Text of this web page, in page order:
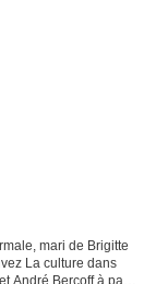
mari de Brigitte
La culture dans
André Bercoff à partir